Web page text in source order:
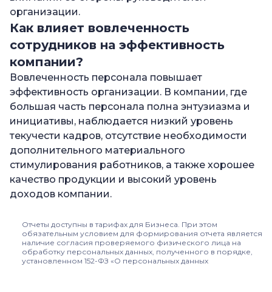
организации.
Как влияет вовлеченность
сотрудников на эффективность
компании?
Вовлеченность персонала повышает
эффективность организации. В компании, где
большая часть персонала полна энтузиазма и
инициативы, наблюдается низкий уровень
текучести кадров, отсутствие необходимости
дополнительного материального
стимулирования работников, а также хорошее
качество продукции и высокий уровень
доходов компании.
Отчеты доступны в тарифах для Бизнеса. При этом
обязательным условием для формирования отчета является
наличие согласия проверяемого физического лица на
обработку персональных данных, полученного в порядке,
установленном 152-ФЗ «О персональных данных